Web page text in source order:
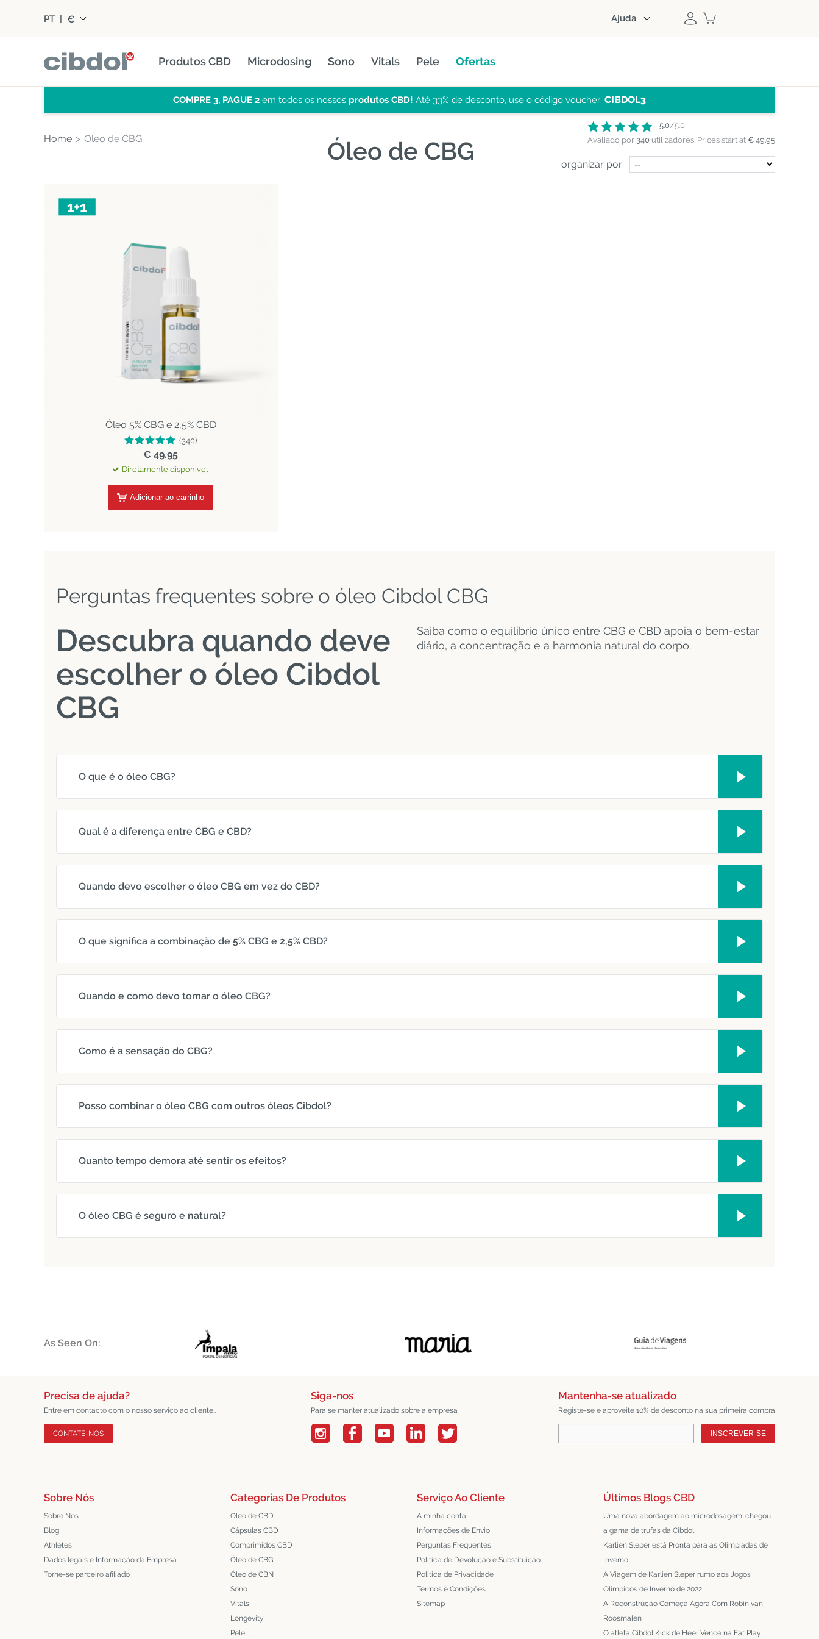
PT | € Ajuda
Produtos CBD Microdosing Sono Vitals Pele Ofertas
COMPRE 3, PAGUE 2 em todos os nossos produtos CBD! Até 33% de desconto, use o código voucher: CIBDOL3
Home Óleo de CBG Óleo de CBG
5.0/5.0
Avaliado por 340 utilizadores. Prices start at € 49.95
organizar por:
Óleo 5% CBG e 2,5% CBD
(340)
€ 49.95
Diretamente disponível
Adicionar ao carrinho
Perguntas frequentes sobre o óleo Cibdol CBG
Descubra quando deve
escolher o óleo Cibdol
CBG
Saiba como o equilíbrio único entre CBG e CBD apoia o bem-estar
diário, a concentração e a harmonia natural do corpo.
O que é o óleo CBG?
Qual é a diferença entre CBG e CBD?
Quando devo escolher o óleo CBG em vez do CBD?
O que significa a combinação de 5% CBG e 2,5% CBD?
Quando e como devo tomar o óleo CBG?
Como é a sensação do CBG?
Posso combinar o óleo CBG com outros óleos Cibdol?
Quanto tempo demora até sentir os efeitos?
O óleo CBG é seguro e natural?
As Seen On:
Precisa de ajuda?
Entre em contacto com o nosso serviço ao cliente..
CONTATE-NOS
Siga-nos
Para se manter atualizado sobre a empresa
Mantenha-se atualizado
Registe-se e aproveite 10% de desconto na sua primeira compra
INSCREVER-SE
Sobre Nós
Sobre Nós
Blog
Athletes
Dados legais e Informação da Empresa
Torne-se parceiro afiliado
Categorias De Produtos
Óleo de CBD
Cápsulas CBD
Comprimidos CBD
Óleo de CBG
Óleo de CBN
Sono
Vitals
Longevity
Pele
Serviço Ao Cliente
A minha conta
Informações de Envio
Perguntas Frequentes
Política de Devolução e Substituição
Política de Privacidade
Termos e Condições
Sitemap
Últimos Blogs CBD
Uma nova abordagem ao microdosagem: chegou
a gama de trufas da Cibdol
Karlien Sleper está Pronta para as Olimpíadas de
Inverno
A Viagem de Karlien Sleper rumo aos Jogos
Olímpicos de Inverno de 2022
A Reconstrução Começa Agora Com Robin van
Roosmalen
O atleta Cibdol Kick de Heer Vence na Eat Play